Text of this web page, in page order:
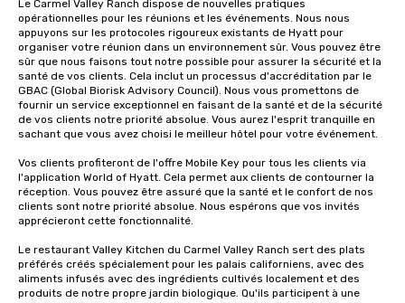
Le Carmel Valley Ranch dispose de nouvelles pratiques
opérationnelles pour les réunions et les événements. Nous nous
appuyons sur les protocoles rigoureux existants de Hyatt pour
organiser votre réunion dans un environnement sûr. Vous pouvez être
sûr que nous faisons tout notre possible pour assurer la sécurité et la
santé de vos clients. Cela inclut un processus d'accréditation par le
GBAC (Global Biorisk Advisory Council). Nous vous promettons de
fournir un service exceptionnel en faisant de la santé et de la sécurité
de vos clients notre priorité absolue. Vous aurez l'esprit tranquille en
sachant que vous avez choisi le meilleur hôtel pour votre événement.
Vos clients profiteront de l'offre Mobile Key pour tous les clients via
l'application World of Hyatt. Cela permet aux clients de contourner la
réception. Vous pouvez être assuré que la santé et le confort de nos
clients sont notre priorité absolue. Nous espérons que vos invités
apprécieront cette fonctionnalité.
Le restaurant Valley Kitchen du Carmel Valley Ranch sert des plats
préférés créés spécialement pour les palais californiens, avec des
aliments infusés avec des ingrédients cultivés localement et des
produits de notre propre jardin biologique. Qu'ils participent à une